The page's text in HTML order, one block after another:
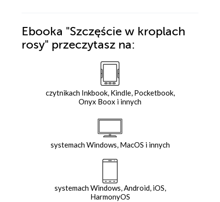
Ebooka "Szczęście w kroplach
rosy" przeczytasz na:
czytnikach Inkbook, Kindle, Pocketbook,
Onyx Boox i innych
systemach Windows, MacOS i innych
systemach Windows, Android, iOS,
HarmonyOS